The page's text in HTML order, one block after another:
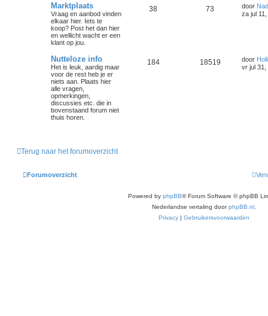
Marktplaats
Vraag en aanbod vinden
elkaar hier. Iets te
koop? Post het dan hier
en wellicht wacht er een
klant op jou.
38 73 door
za jul
Nutteloze info
Het is leuk, aardig maar
voor de rest heb je er
niets aan. Plaats hier
alle vragen,
opmerkingen,
discussies etc. die in
bovenstaand forum niet
thuis horen.
184 18519 door
vr jul 31,
Terug naar het forumoverzicht
Forumoverzicht
Powered by phpBB® Forum Software © phpBB
Nederlandse vertaling doorphpBB.nl.
Privacy| Gebruikersvoorwaarden